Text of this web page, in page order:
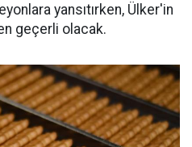
yansıtırken, Ülker'in
geçerli olacak.